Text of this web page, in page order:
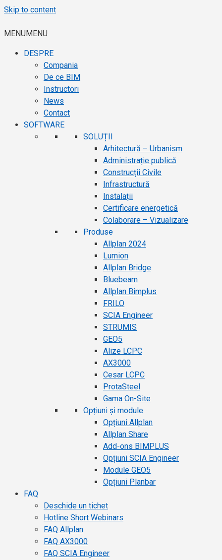
Skip to content
MENUMENU
DESPRE
Compania
De ce BIM
Instructori
News
Contact
SOFTWARE
SOLUȚII
Arhitectură – Urbanism
Administrație publică
Construcții Civile
Infrastructură
Instalații
Certificare energetică
Colaborare – Vizualizare
Produse
Allplan 2024
Lumion
Allplan Bridge
Bluebeam
Allplan Bimplus
FRILO
SCIA Engineer
STRUMIS
GEO5
Alize LCPC
AX3000
Cesar LCPC
ProtaSteel
Gama On-Site
Opțiuni și module
Opțiuni Allplan
Allplan Share
Add-ons BIMPLUS
Opțiuni SCIA Engineer
Module GEO5
Opțiuni Planbar
FAQ
Deschide un tichet
Hotline Short Webinars
FAQ Allplan
FAQ AX3000
FAQ SCIA Engineer